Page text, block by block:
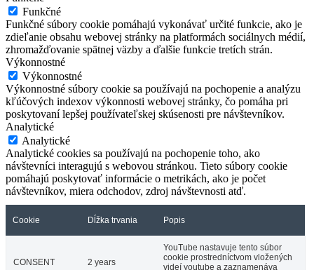
Funkčné
Funkčné súbory cookie pomáhajú vykonávať určité funkcie, ako je
zdieľanie obsahu webovej stránky na platformách sociálnych médií,
zhromažďovanie spätnej väzby a ďalšie funkcie tretích strán.
Výkonnostné
Výkonnostné
Výkonnostné súbory cookie sa používajú na pochopenie a analýzu
kľúčových indexov výkonnosti webovej stránky, čo pomáha pri
poskytovaní lepšej používateľskej skúsenosti pre návštevníkov.
Analytické
Analytické
Analytické cookies sa používajú na pochopenie toho, ako
návštevníci interagujú s webovou stránkou. Tieto súbory cookie
pomáhajú poskytovať informácie o metrikách, ako je počet
návštevníkov, miera odchodov, zdroj návštevnosti atď.
Cookie Dĺžka trvania Popis
CONSENT 2 years
YouTube nastavuje tento súbor
cookie prostredníctvom vložených
videí youtube a zaznamenáva